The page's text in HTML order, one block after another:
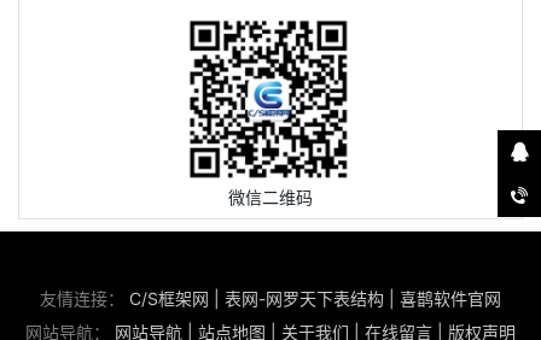
微信二维码
友情连接： C/S框架网 表网-网罗天下表结构
喜鹊软件官网
网站导航： 网站导航 站点地图 关于我们 在线留言 版权声明